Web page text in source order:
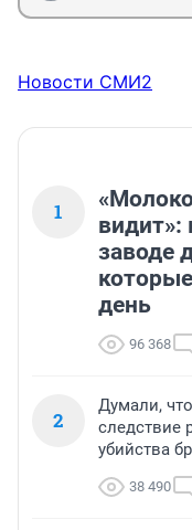
Новости СМИ2
1
видит»:
заводе
день
96 368
2
Думали,
следствие
убийства
38 490